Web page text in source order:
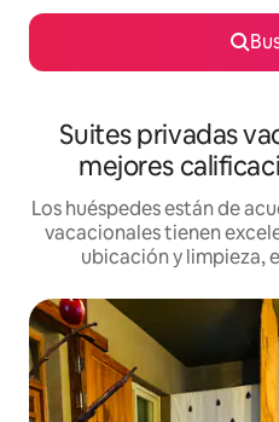
Suites privadas
mejores
Los huéspedes están de
vacacionales tienen
ubicación y limpieza,